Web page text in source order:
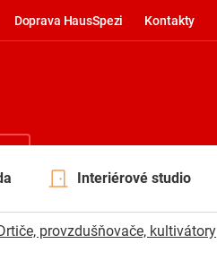
Doprava HausSpezi Kontakty
Interiérové studio
provzdušňovače, kultivátory